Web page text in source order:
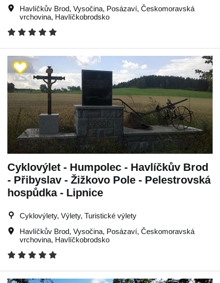
Havlíčkův Brod, Vysočina, Posázaví, Českomoravská
vrchovina, Havlíčkobrodsko
Cyklovýlet - Humpolec - Havlíčkův Brod
- Přibyslav - Žižkovo Pole - Pelestrovská
hospůdka - Lipnice
Cyklovýlety, Výlety, Turistické výlety
Havlíčkův Brod, Vysočina, Posázaví, Českomoravská
vrchovina, Havlíčkobrodsko